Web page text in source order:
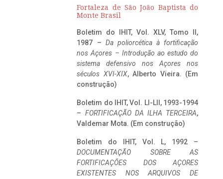
Fortaleza de São João Baptista do
Monte Brasil
Boletim do IHIT, Vol. XLV, Tomo II,
1987 – Da poliorcética à fortificação
nos Açores – Introdução ao estudo do
sistema defensivo nos Açores nos
séculos XVI-XIX, Alberto Vieira. (Em
construção)
Boletim do IHIT, Vol. LI-LII, 1993-1994
– FORTIFICAÇÃO DA ILHA TERCEIRA,
Valdemar Mota. (Em construção)
Boletim do IHIT, Vol. L, 1992 –
DOCUMENTAÇÃO SOBRE AS
FORTIFICAÇÕES DOS AÇORES
EXISTENTES NOS ARQUIVOS DE